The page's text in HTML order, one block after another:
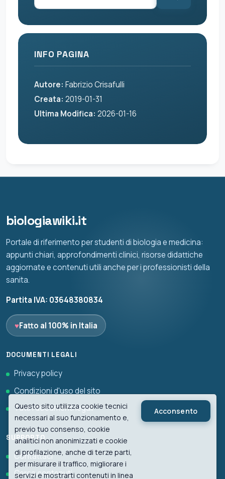
INFO PAGINA
Autore: Fabrizio Crisafulli
Creata: 2019-01-31
Ultima Modifica: 2026-01-16
biologiawiki.it
Portale di riferimento per studenti di biologia e medicina:
appunti chiari, approfondimenti clinici, risorse didattiche
aggiornate e contenuti utili anche per i professionisti della
sanita.
Partita IVA: 03648380834
♥Fatto al 100% in Italia
DOCUMENTI LEGALI
Privacy policy
Condizioni d'uso del sito
Tutti i documenti legali
SUPPORTO
Contattaci
Cerca contenuti
Questo sito utilizza cookie tecnici
necessari al suo funzionamento e,
previo tuo consenso, cookie
analitici non anonimizzati e cookie
di profilazione, anche di terze parti,
per misurare il traffico, migliorare i
servizi e mostrarti contenuti in linea
Acconsento